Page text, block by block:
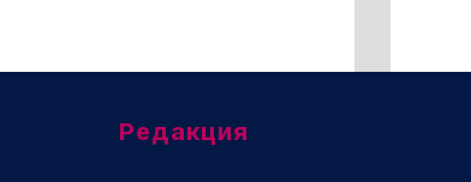
Редакция